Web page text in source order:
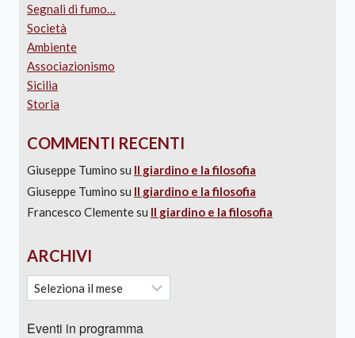
Segnali di fumo…
Società
Ambiente
Associazionismo
Sicilia
Storia
COMMENTI RECENTI
Giuseppe Tumino su Il giardino e la filosofia
Giuseppe Tumino su Il giardino e la filosofia
Francesco Clementesu Il giardino e la filosofia
ARCHIVI
Eventi in programma